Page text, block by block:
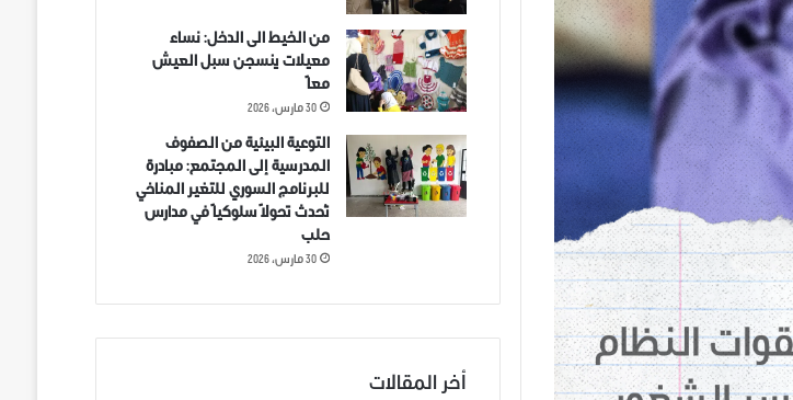
من الخيط الى الدخل: نساء
معيلات ينسجن سبل العيش
معاً
30 مارس، 2026
التوعية البيئية من الصفوف
المدرسية إلى المجتمع: مبادرة
للبرنامج السوري للتغير المناخي
تُحدث تحولاً سلوكياً في مدارس
حلب
30 مارس، 2026
أخر المقالات